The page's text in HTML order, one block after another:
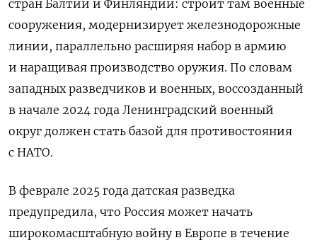
стран Балтии и Финляндии: строит там военные
сооружения, модернизирует железнодорожные
линии, параллельно расширяя набор в армию
и наращивая производство оружия. По словам
западных разведчиков и военных, воссозданный
в начале 2024 года Ленинградский военный
округ должен стать базой для противостояния
с НАТО.
В феврале 2025 года датская разведка
предупредила, что Россия может начать
широкомасштабную войну в Европе в течение